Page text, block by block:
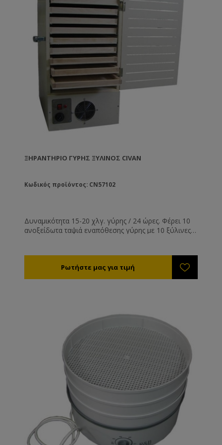
ΞΗΡΑΝΤΉΡΙΟ ΓΎΡΗΣ ΞΎΛΙΝΟΣ CIVAN
Κωδικός προϊόντος: CN57102
Δυναμικότητα 15-20 χλγ. γύρης / 24 ώρες. Φέρει 10
ανοξείδωτα ταψιά εναπόθεσης γύρης με 10 ξύλινες
δοχεία. Διαστάσεις 61*42*87cm, κατασκευασμένο
από MDF. Ισχύς 500W.
(μαλακή - συντηρείται εντός ψυγείου).
Η διάρκεια ξήρανσης είναι από 8 - 72 ώρες ανάλογα
με την υγρασία, τη θερμοκρασία της γύρης και του
περιβάλλοντος εργασίας του μηχανήματος.